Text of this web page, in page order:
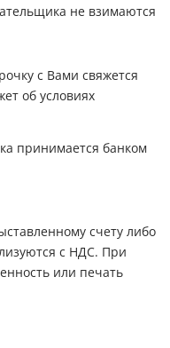
не взимаются
с Вами свяжется
об условиях
принимается банком
счету либо
с НДС. При
или печать